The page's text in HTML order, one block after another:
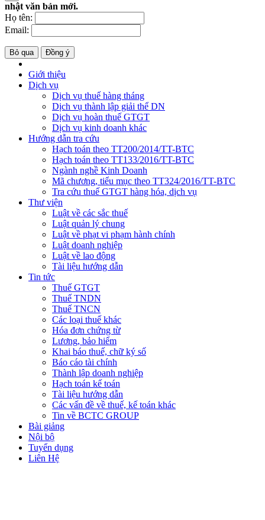
nhật văn bản mới.
Họ tên:
Email:
Bỏ qua Đồng ý
Giới thiệu
Dịch vụ
Dịch vụ thuế hàng tháng
Dịch vụ thành lập giải thể DN
Dịch vụ hoàn thuế GTGT
Dịch vụ kinh doanh khác
Hướng dẫn tra cứu
Hạch toán theo TT200/2014/TT-BTC
Hạch toán theo TT133/2016/TT-BTC
Ngành nghề Kinh Doanh
Mã chương, tiểu mục theo TT324/2016/TT-BTC
Tra cứu thuế GTGT hàng hóa, dịch vụ
Thư viện
Luật về các sắc thuế
Luật quản lý chung
Luật về phạt vi phạm hành chính
Luật doanh nghiệp
Luật về lao động
Tài liệu hướng dẫn
Tin tức
Thuế GTGT
Thuế TNDN
Thuế TNCN
Các loại thuế khác
Hóa đơn chứng từ
Lương, bảo hiểm
Khai báo thuế, chữ ký số
Báo cáo tài chính
Thành lập doanh nghiệp
Hạch toán kế toán
Tài liệu hướng dẫn
Các vấn đề về thuế, kế toán khác
Tin về BCTC GROUP
Bài giảng
Nội bộ
Tuyển dụng
Liên Hệ